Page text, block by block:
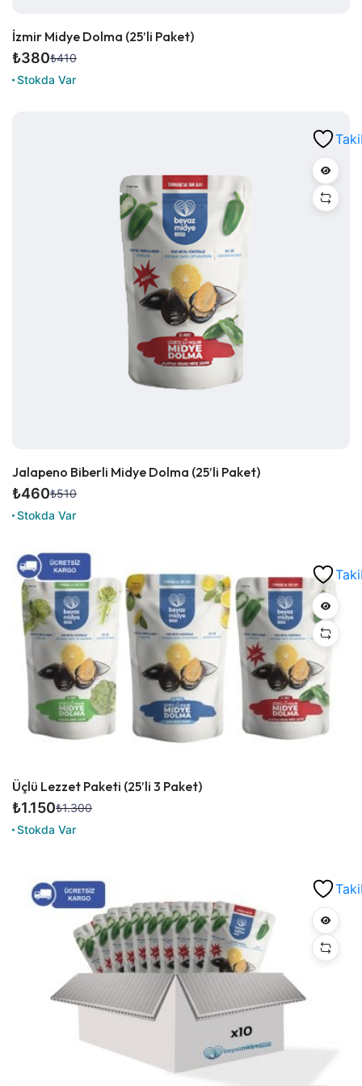
İzmir Midye Dolma (25’li Paket)
₺410
Orijinal
fiyat:
₺380
Şu
andaki
Stokda Var
Jalapeno Biberli Midye Dolma (25’li Paket)
₺510
Orijinal
fiyat:
₺460
Şu
andaki
₺460.
Stokda Var
Üçlü Lezzet Paketi (25’li 3 Paket)
₺1.300
Orijinal
fiyat:
₺1.150
Şu
andaki
Stokda Var